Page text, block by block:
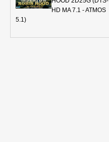
HD MA 7.1 - ATMOS
5.1)